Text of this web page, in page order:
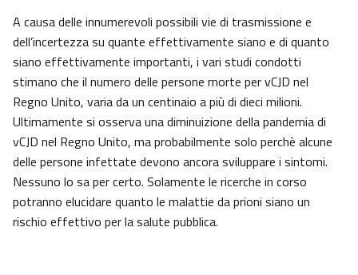
A causa delle innumerevoli possibili vie di trasmissione e
dell’incertezza su quante effettivamente siano e di quanto
siano effettivamente importanti, i vari studi condotti
stimano che il numero delle persone morte per vCJD nel
Regno Unito, varia da un centinaio a più di dieci milioni.
Ultimamente si osserva una diminuizione della pandemia di
vCJD nel Regno Unito, ma probabilmente solo perchè alcune
delle persone infettate devono ancora sviluppare i sintomi.
Nessuno lo sa per certo. Solamente le ricerche in corso
potranno elucidare quanto le malattie da prioni siano un
rischio effettivo per la salute pubblica.